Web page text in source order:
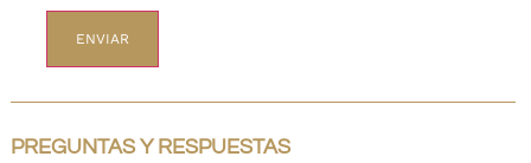
PREGUNTAS Y RESPUESTAS